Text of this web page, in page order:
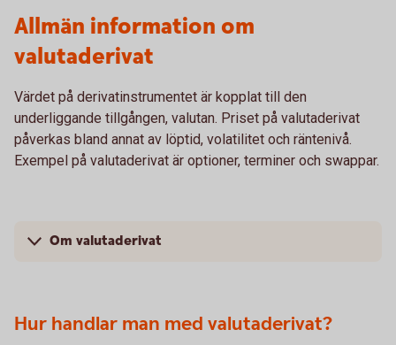
Allmän information om
valutaderivat
Värdet på derivatinstrumentet är kopplat till den
underliggande tillgången, valutan. Priset på valutaderivat
påverkas bland annat av löptid, volatilitet och räntenivå.
Exempel på valutaderivat är optioner, terminer och swappar.
Om valutaderivat
Hur handlar man med valutaderivat?